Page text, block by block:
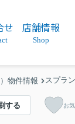
せ 店舗情報
Shop
物件情報 スプラ
する お